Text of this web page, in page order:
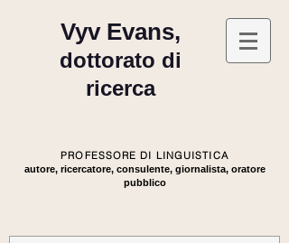
Vyv Evans,
dottorato di
ricerca
PROFESSORE DI LINGUISTICA
autore, ricercatore, consulente, giornalista, oratore
pubblico